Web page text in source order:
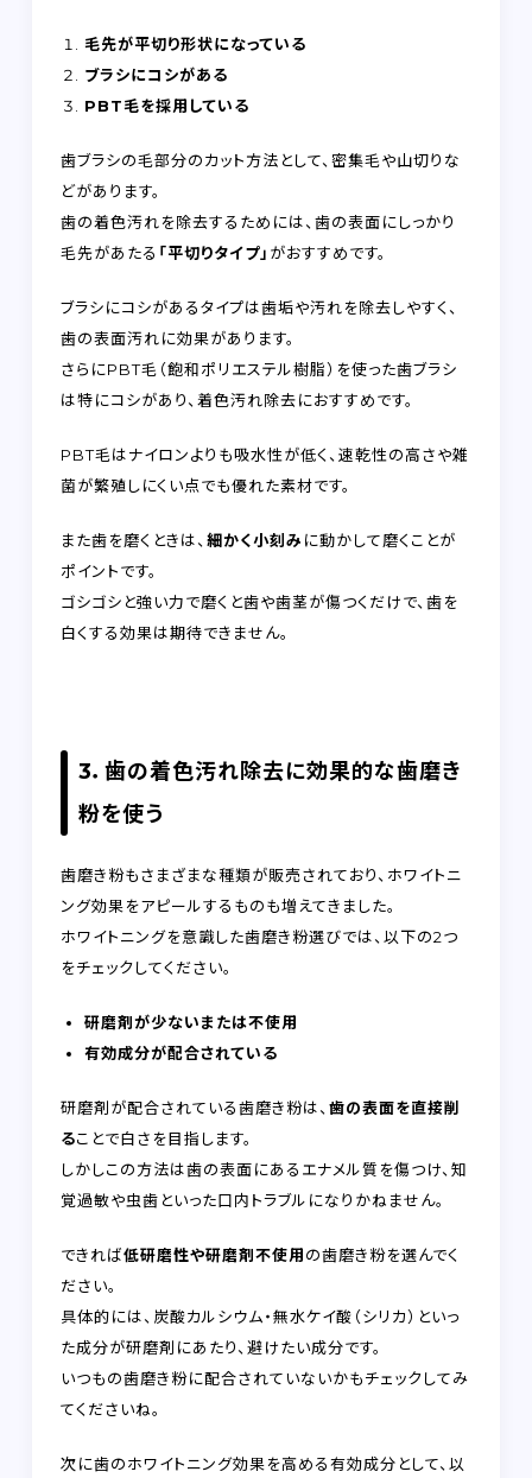
毛先が平切り形状になっている
ブラシにコシがある
PBT毛を採用している
歯ブラシの毛部分のカット方法として、密集毛や山切りな
どがあります。
歯の着色汚れを除去するためには、歯の表面にしっかり
毛先があたる 「平切りタイプ」 がおすすめです。
ブラシにコシがあるタイプは歯垢や汚れを除去しやすく、
歯の表面汚れに効果があります。
さらにPBT毛（飽和ポリエステル樹脂）を使った歯ブラシ
は特にコシがあり、着色汚れ除去におすすめです。
PBT毛はナイロンよりも吸水性が低く、速乾性の高さや雑
菌が繁殖しにくい点でも優れた素材です。
また歯を磨くときは、 細かく小刻み に動かして磨くことが
ポイントです。
ゴシゴシと強い力で磨くと歯や歯茎が傷つくだけで、歯を
白くする効果は期待できません。
3．歯の着色汚れ除去に効果的な歯磨き
粉を使う
歯磨き粉もさまざまな種類が販売されており、ホワイトニ
ング効果をアピールするものも増えてきました。
ホワイトニングを意識した歯磨き粉選びでは、以下の2つ
をチェックしてください。
研磨剤が少ないまたは不使用
有効成分が配合されている
研磨剤が配合されている歯磨き粉は、 歯の表面を直接削
ることで白さを目指します。
しかしこの方法は歯の表面にあるエナメル質を傷つけ、知
覚過敏や虫歯といった口内トラブルになりかねません。
できれば低研磨性や研磨剤不使用の歯磨き粉を選んでく
ださい。
具体的には、炭酸カルシウム・無水ケイ酸（シリカ）といっ
た成分が研磨剤にあたり、避けたい成分です。
いつもの歯磨き粉に配合されていないかもチェックしてみ
てくださいね。
次に歯のホワイトニング効果を高める有効成分として、以